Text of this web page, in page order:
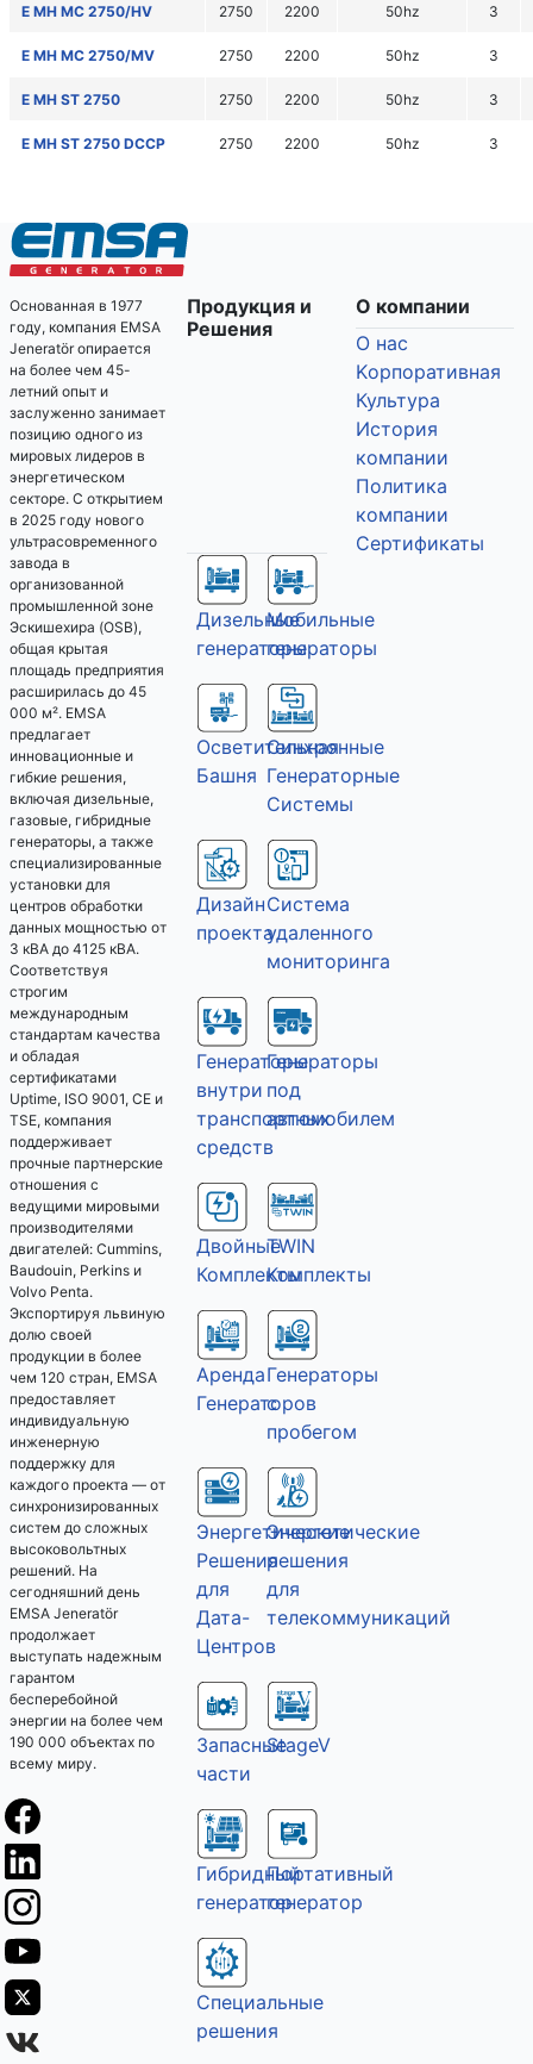
E MH MC 2750/HV 2750 2200 50hz 3
E MH MC 2750/MV 2750 2200 50hz 3
E MH ST 2750 2750 2200 50hz 3
E MH ST 2750 DCCP 2750 2200 50hz 3
Основанная в 1977
году, компания EMSA
Jeneratör опирается
на более чем 45-
летний опыт и
заслуженно занимает
позицию одного из
мировых лидеров в
энергетическом
секторе. С открытием
в 2025 году нового
ультрасовременного
завода в
организованной
промышленной зоне
Эскишехира (OSB),
общая крытая
площадь предприятия
расширилась до 45
000 м². EMSA
предлагает
инновационные и
гибкие решения,
включая дизельные,
газовые, гибридные
генераторы, а также
специализированные
установки для
центров обработки
данных мощностью от
3 кВА до 4125 кВА.
Соответствуя
строгим
международным
стандартам качества
и обладая
сертификатами
Uptime, ISO 9001, CE и
TSE, компания
поддерживает
прочные партнерские
отношения с
ведущими мировыми
производителями
двигателей: Cummins,
Baudouin, Perkins и
Volvo Penta.
Экспортируя львиную
долю своей
продукции в более
чем 120 стран, EMSA
предоставляет
индивидуальную
инженерную
поддержку для
каждого проекта — от
синхронизированных
систем до сложных
высоковольтных
решений. На
сегодняшний день
EMSA Jeneratör
продолжает
выступать надежным
гарантом
бесперебойной
энергии на более чем
190 000 объектах по
всему миру.
Продукция и
Решения
Дизельные
генераторы
Мобильные
генераторы
Осветительная
Башня
Синхронные
Генераторные
Системы
Дизайн
проекта
Система
удаленного
мониторинга
Генераторы
внутри
транспортных
средств
Генераторы
под
автомобилем
Двойные
Комплекты
TWIN
Комплекты
Аренда
Генераторов
Генераторы
с
пробегом
Энергетические
Решения
для
Дата-
Центров
Энергетические
решения
для
телекоммуникаций
Запасные
части
StageV
Гибридный
генератор
Портативный
генератор
Специальные
решения
О компании
О нас
Kорпоративная
Культура
История
компании
Политика
компании
Сертификаты